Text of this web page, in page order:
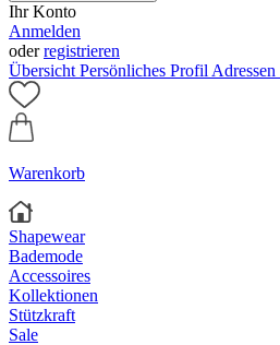
Ihr Konto
Anmelden
oderregistrieren
Übersicht Persönliches Profil Adressen
Warenkorb
Shapewear
Bademode
Accessoires
Kollektionen
Stützkraft
Sale